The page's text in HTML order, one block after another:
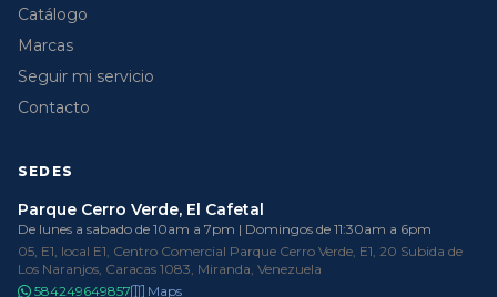
Catálogo
Marcas
Seguir mi servicio
Contacto
SEDES
Parque Cerro Verde, El Cafetal
De lunes a sabado de 10am a 7pm | Domingos de 11:30am a 6pm
05, E1, local E1, Centro Comercial Parque Cerro Verde, E1, 20 Subida de
Los Naranjos, Caracas 1083, Miranda, Venezuela
584249649857
Maps